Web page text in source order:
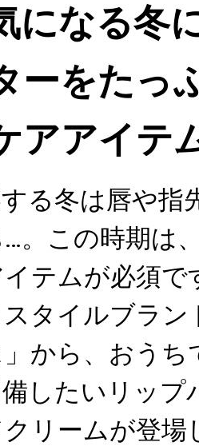
になる冬
ーをたっ
アアイテ
る冬は唇や指
。この時期は
テムが必須
タイルブラン
から、おうち
したいリップ
リームが登場